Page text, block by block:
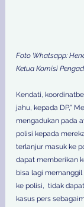
Foto Whatsapp:
Ketua Komisi
Kendati,
jahu, kepada DP,”
mengadukan pada
polisi kepada
terlanjur masuk ke
dapat memberikan
bisa lagi
ke polisi,  tidak
kasus pers